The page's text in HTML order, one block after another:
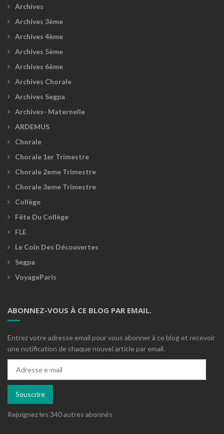
Archives
Archives 3ème
Archives 4ème
Archives 5ème
Archives 6ème
Archives Chorale
Archives Segpa
Archives- Maternelle
ARDEMUS
Chorale
Chorale 1er Trimestre
Chorale 2eme Trimestre
Chorale 3eme Trimestre
Collège
Fête Du Collège
FLE
Le Coin Des Découvertes
Segpa
VoyageParis
ABONNEZ-VOUS À CE BLOG PAR EMAIL.
Entrez votre adresse email pour vous abonner à ce blog et recevoir
une notification de chaque nouvel article par email.
mail
Souscrire
Rejoignez les 340 autres abonnés